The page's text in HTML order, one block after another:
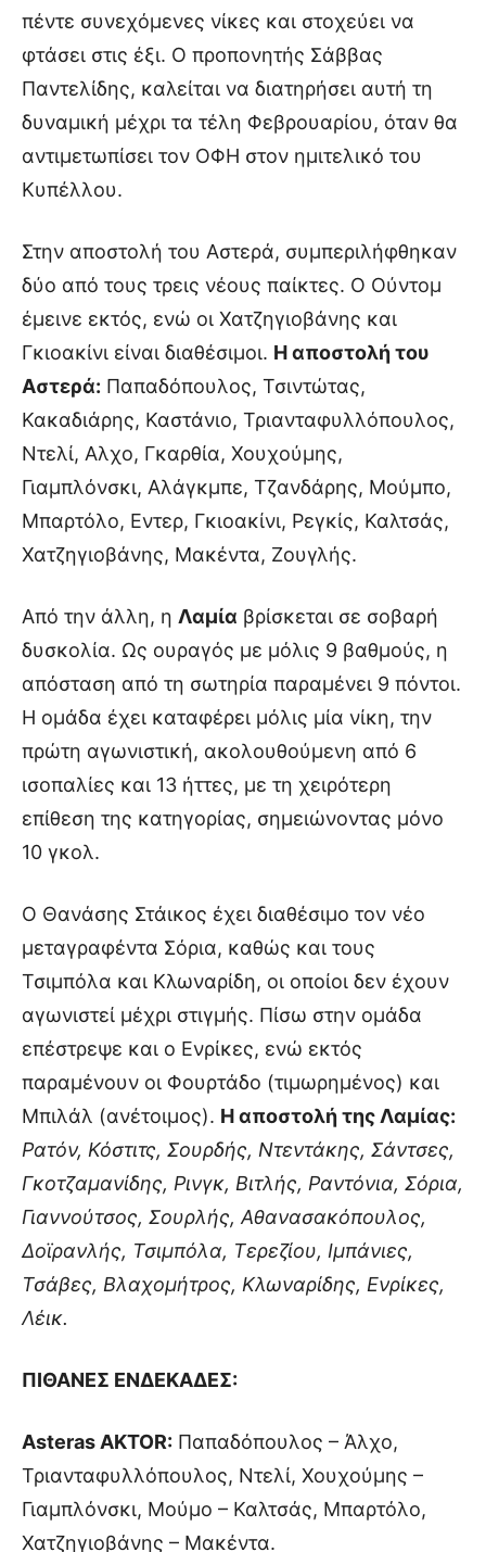
πέντε συνεχόμενες νίκες και στοχεύει να
φτάσει στις έξι. Ο προπονητής Σάββας
Παντελίδης, καλείται να διατηρήσει αυτή τη
δυναμική μέχρι τα τέλη Φεβρουαρίου, όταν θα
αντιμετωπίσει τον ΟΦΗ στον ημιτελικό του
Κυπέλλου.
Στην αποστολή του Αστερά, συμπεριλήφθηκαν
δύο από τους τρεις νέους παίκτες. Ο Ούντομ
έμεινε εκτός, ενώ οι Χατζηγιοβάνης και
Γκιοακίνι είναι διαθέσιμοι. Η αποστολή του
Αστερά: Παπαδόπουλος, Τσιντώτας,
Κακαδιάρης, Καστάνιο, Τριανταφυλλόπουλος,
Ντελί, Αλχο, Γκαρθία, Χουχούμης,
Γιαμπλόνσκι, Αλάγκμπε, Τζανδάρης, Μούμπο,
Μπαρτόλο, Εντερ, Γκιοακίνι, Ρεγκίς, Καλτσάς,
Χατζηγιοβάνης, Μακέντα, Ζουγλής.
Από την άλλη, η Λαμία βρίσκεται σε σοβαρή
δυσκολία. Ως ουραγός με μόλις 9 βαθμούς, η
απόσταση από τη σωτηρία παραμένει 9 πόντοι.
Η ομάδα έχει καταφέρει μόλις μία νίκη, την
πρώτη αγωνιστική, ακολουθούμενη από 6
ισοπαλίες και 13 ήττες, με τη χειρότερη
επίθεση της κατηγορίας, σημειώνοντας μόνο
10 γκολ.
Ο Θανάσης Στάικος έχει διαθέσιμο τον νέο
μεταγραφέντα Σόρια, καθώς και τους
Τσιμπόλα και Κλωναρίδη, οι οποίοι δεν έχουν
αγωνιστεί μέχρι στιγμής. Πίσω στην ομάδα
επέστρεψε και ο Ενρίκες, ενώ εκτός
παραμένουν οι Φουρτάδο (τιμωρημένος) και
Μπιλάλ (ανέτοιμος). Η αποστολή της Λαμίας:
Ρατόν, Κόστιτς, Σουρδής, Ντεντάκης, Σάντσες,
Γκοτζαμανίδης, Ρινγκ, Βιτλής, Ραντόνια, Σόρια,
Γιαννούτσος, Σουρλής, Αθανασακόπουλος,
Δοϊρανλής, Τσιμπόλα, Τερεζίου, Ιμπάνιες,
Τσάβες, Βλαχομήτρος, Κλωναρίδης, Ενρίκες,
Λέικ.
ΠΙΘΑΝΕΣ ΕΝΔΕΚΑΔΕΣ:
Asteras AKTOR: Παπαδόπουλος – Άλχο,
Τριανταφυλλόπουλος, Ντελί, Χουχούμης –
Γιαμπλόνσκι, Μούμο – Καλτσάς, Μπαρτόλο,
Χατζηγιοβάνης – Μακέντα.